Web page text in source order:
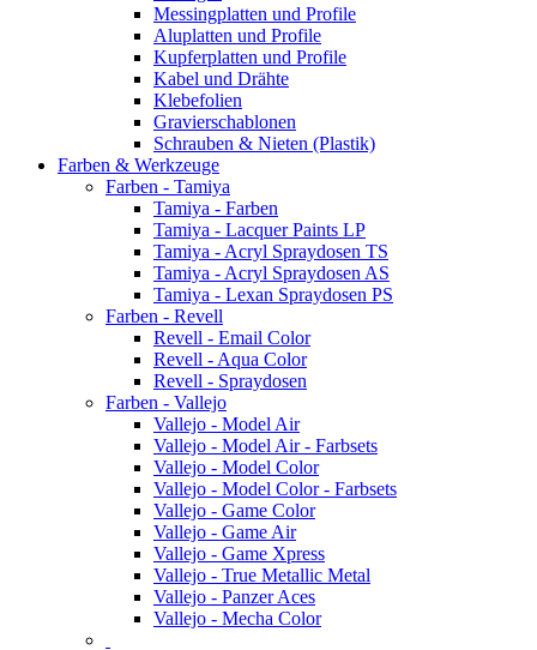
Messingplatten und Profile
Aluplatten und Profile
Kupferplatten und Profile
Kabel und Drähte
Klebefolien
Gravierschablonen
Schrauben & Nieten (Plastik)
Farben & Werkzeuge
Farben - Tamiya
Tamiya - Farben
Tamiya - Lacquer Paints LP
Tamiya - Acryl Spraydosen TS
Tamiya - Acryl Spraydosen AS
Tamiya - Lexan Spraydosen PS
Farben - Revell
Revell - Email Color
Revell - Aqua Color
Revell - Spraydosen
Farben - Vallejo
Vallejo - Model Air
Vallejo - Model Air - Farbsets
Vallejo - Model Color
Vallejo - Model Color - Farbsets
Vallejo - Game Color
Vallejo - Game Air
Vallejo - Game Xpress
Vallejo - True Metallic Metal
Vallejo - Panzer Aces
Vallejo - Mecha Color